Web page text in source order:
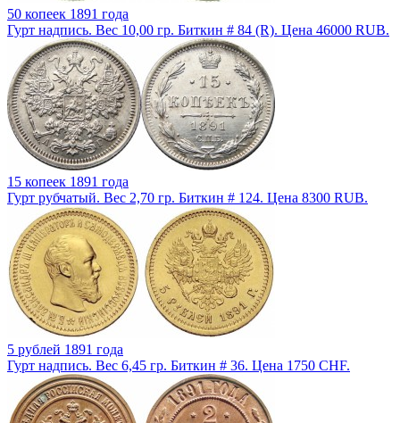
50 копеек 1891 года
Гурт надпись. Вес 10,00 гр. Биткин # 84 (R). Цена 46000 RUB.
15 копеек 1891 года
Гурт рубчатый. Вес 2,70 гр. Биткин # 124. Цена 8300 RUB.
5 рублей 1891 года
Гурт надпись. Вес 6,45 гр. Биткин # 36. Цена 1750 CHF.